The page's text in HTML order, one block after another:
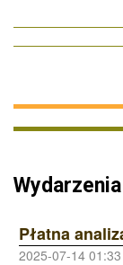
Płatna
2025-07-14 01:33